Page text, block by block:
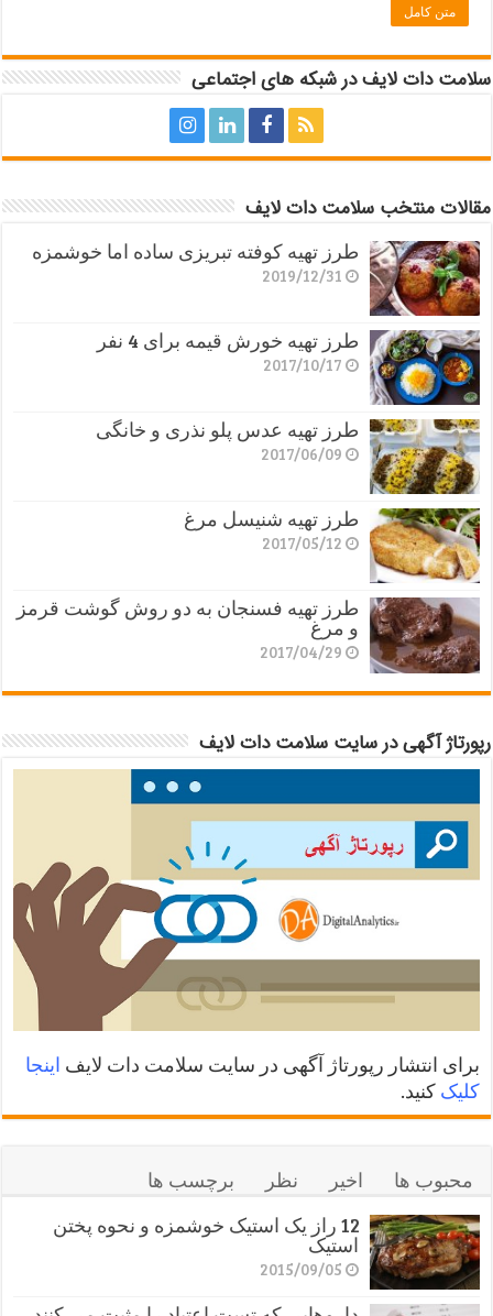
متن کامل
سلامت دات لایف در شبکه های اجتماعی
مقالات منتخب سلامت دات لایف
طرز تهیه کوفته تبریزی ساده اما خوشمزه
2019/12/31
طرز تهیه خورش قیمه برای 4 نفر
2017/10/17
طرز تهیه عدس پلو نذری و خانگی
2017/06/09
طرز تهیه شنیسل مرغ
2017/05/12
طرز تهیه فسنجان به دو روش گوشت قرمز
و مرغ
2017/04/29
رپورتاژ آگهی در سایت سلامت دات لایف
برای انتشار رپورتاژ آگهی در سایت سلامت دات لایف اینجا
کلیک کنید.
محبوب ها اخیر نظر
برچسب ها
12 راز یک استیک خوشمزه و نحوه پختن
استیک
2015/09/05